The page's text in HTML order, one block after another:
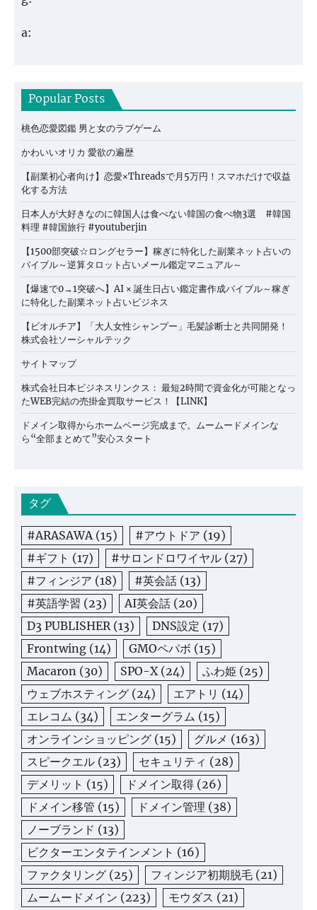
a:
Popular Posts
桃色恋愛図鑑 男と女のラブゲーム
かわいいオリカ 愛欲の遍歴
【副業初心者向け】恋愛×Threadsで月5万円！スマホだけで収益
化する方法
日本人が大好きなのに韓国人は食べない韓国の食べ物3選 #韓国
料理 #韓国旅行 #youtuberjin
【1500部突破☆ロングセラー】稼ぎに特化した副業ネット占いの
バイブル～逆算タロット占いメール鑑定マニュアル～
【爆速で0→1突破へ】AI × 誕生日占い鑑定書作成バイブル～稼ぎ
に特化した副業ネット占いビジネス
【ビオルチア】「大人女性シャンプー」毛髪診断士と共同開発！
株式会社ソーシャルテック
サイトマップ
株式会社日本ビジネスリンクス： 最短2時間で資金化が可能となっ
たWEB完結の売掛金買取サービス！【LINK】
ドメイン取得からホームページ完成まで。ムームードメインな
ら“全部まとめて”安心スタート
タグ
#ARASAWA(15) #アウトドア (19)
#ギフト (17) #サロンドロワイヤル (27)
#フィンジア (18) #英会話 (13)
#英語学習 (23) AI英会話 (20)
D3 PUBLISHER(13) DNS設定 (17)
Frontwing (14) GMOペパボ (15)
Macaron (30) SPO-X(24) ふわ姫 (25)
ウェブホスティング (24) エアトリ (14)
エレコム (34) エンターグラム (15)
オンラインショッピング (15) グルメ (163)
スピークエル (23) セキュリティ (28)
デメリット (15) ドメイン取得 (26)
ドメイン移管 (15) ドメイン管理 (38)
ノーブランド (13)
ビクターエンタテインメント (16)
ファクタリング (25) フィンジア初期脱毛 (21)
ムームードメイン (223) モウダス (21)